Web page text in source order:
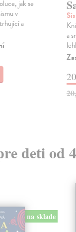
jak se
v
a
a
deti od
na sklade